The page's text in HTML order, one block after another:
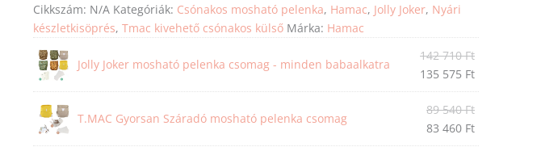
Cikkszám: N/A Kategóriák: Csónakos mosható pelenka, Hamac, Jolly Joker, Nyári
készletkisöprés, Tmac kivehető csónakos külső Márka: Hamac
Jolly Joker mosható pelenka csomag - minden babaalkatra
142 710Ft
135 575 Ft
T.MAC Gyorsan Száradó mosható pelenka csomag
89 540Ft
83 460 Ft